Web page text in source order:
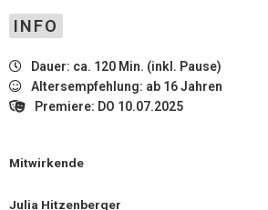
INFO
Dauer: ca. 120 Min. (inkl. Pause)
Altersempfehlung: ab 16 Jahren
Premiere: DO 10.07.2025
Mitwirkende
Julia Hitzenberger